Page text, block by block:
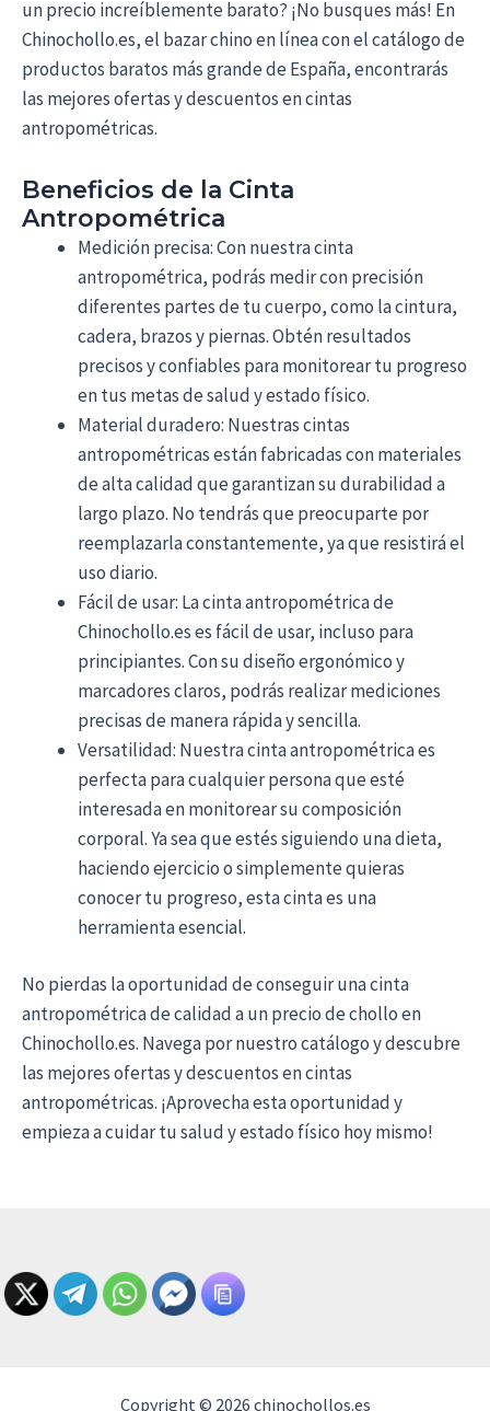
un precio increíblemente barato? ¡No busques más! En
Chinochollo.es, el bazar chino en línea con el catálogo de
productos baratos más grande de España, encontrarás
las mejores ofertas y descuentos en cintas
antropométricas.
Beneficios de la Cinta
Antropométrica
Medición precisa: Con nuestra cinta
antropométrica, podrás medir con precisión
diferentes partes de tu cuerpo, como la cintura,
cadera, brazos y piernas. Obtén resultados
precisos y confiables para monitorear tu progreso
en tus metas de salud y estado físico.
Material duradero: Nuestras cintas
antropométricas están fabricadas con materiales
de alta calidad que garantizan su durabilidad a
largo plazo. No tendrás que preocuparte por
reemplazarla constantemente, ya que resistirá el
uso diario.
Fácil de usar: La cinta antropométrica de
Chinochollo.es es fácil de usar, incluso para
principiantes. Con su diseño ergonómico y
marcadores claros, podrás realizar mediciones
precisas de manera rápida y sencilla.
Versatilidad: Nuestra cinta antropométrica es
perfecta para cualquier persona que esté
interesada en monitorear su composición
corporal. Ya sea que estés siguiendo una dieta,
haciendo ejercicio o simplemente quieras
conocer tu progreso, esta cinta es una
herramienta esencial.
No pierdas la oportunidad de conseguir una cinta
antropométrica de calidad a un precio de chollo en
Chinochollo.es. Navega por nuestro catálogo y descubre
las mejores ofertas y descuentos en cintas
antropométricas. ¡Aprovecha esta oportunidad y
empieza a cuidar tu salud y estado físico hoy mismo!
Copyright © 2026 chinochollos.es